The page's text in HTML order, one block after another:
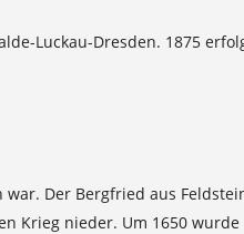
Luckau-Dresden. 1875
Der Bergfried aus
Krieg nieder. Um 1650